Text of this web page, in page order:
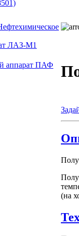
ЛАЗ-М1
(на